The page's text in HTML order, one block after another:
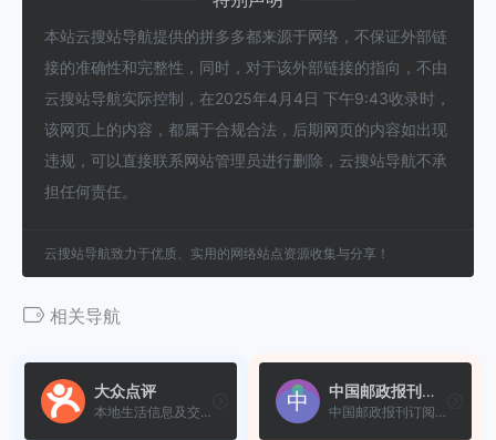
本站云搜站导航提供的拼多多都来源于网络，不保证外部链
接的准确性和完整性，同时，对于该外部链接的指向，不由
云搜站导航实际控制，在2025年4月4日 下午9:43收录时，
该网页上的内容，都属于合规合法，后期网页的内容如出现
违规，可以直接联系网站管理员进行删除，云搜站导航不承
担任何责任。
云搜站导航致力于优质、实用的网络站点资源收集与分享！
相关导航
大众点评
本地生活信息及交易平台
中国邮政报刊订阅商城
中国邮政报刊订阅商城是中国...